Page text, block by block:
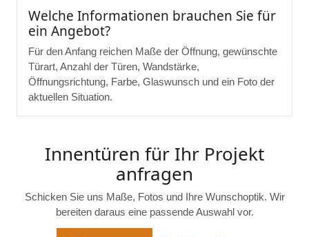
Welche Informationen brauchen Sie für
ein Angebot?
Für den Anfang reichen Maße der Öffnung, gewünschte
Türart, Anzahl der Türen, Wandstärke,
Öffnungsrichtung, Farbe, Glaswunsch und ein Foto der
aktuellen Situation.
Innentüren für Ihr Projekt
anfragen
Schicken Sie uns Maße, Fotos und Ihre Wunschoptik. Wir
bereiten daraus eine passende Auswahl vor.